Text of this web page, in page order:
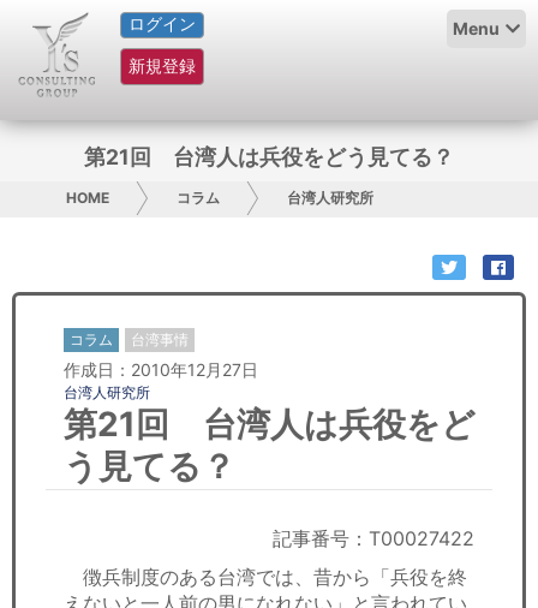
ログイン
新規登録
Menu
HOME
サービス紹介
コラム
グループ概要
日本人にPR
コンサルティング
リサーチ
経済ニュース
第21回 台湾人は兵役をどう見てる？
HOME コラム 台湾人研究所
コラム 台湾事情
作成日：2010年12月27日
台湾人研究所
第21回 台湾人は兵役をど
う見てる？
記事番号：T00027422
徴兵制度のある台湾では、昔から「兵役を終
えないと一人前の男になれない」と言われてい